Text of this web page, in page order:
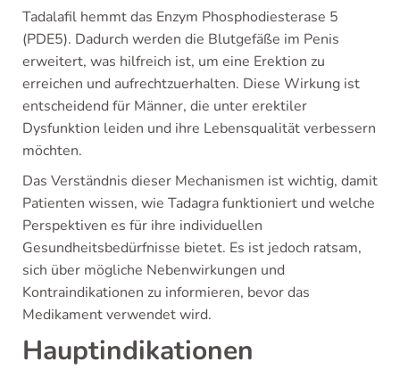
Tadalafil hemmt das Enzym Phosphodiesterase 5
(PDE5). Dadurch werden die Blutgefäße im Penis
erweitert, was hilfreich ist, um eine Erektion zu
erreichen und aufrechtzuerhalten. Diese Wirkung ist
entscheidend für Männer, die unter erektiler
Dysfunktion leiden und ihre Lebensqualität verbessern
möchten.
Das Verständnis dieser Mechanismen ist wichtig, damit
Patienten wissen, wie Tadagra funktioniert und welche
Perspektiven es für ihre individuellen
Gesundheitsbedürfnisse bietet. Es ist jedoch ratsam,
sich über mögliche Nebenwirkungen und
Kontraindikationen zu informieren, bevor das
Medikament verwendet wird.
Hauptindikationen